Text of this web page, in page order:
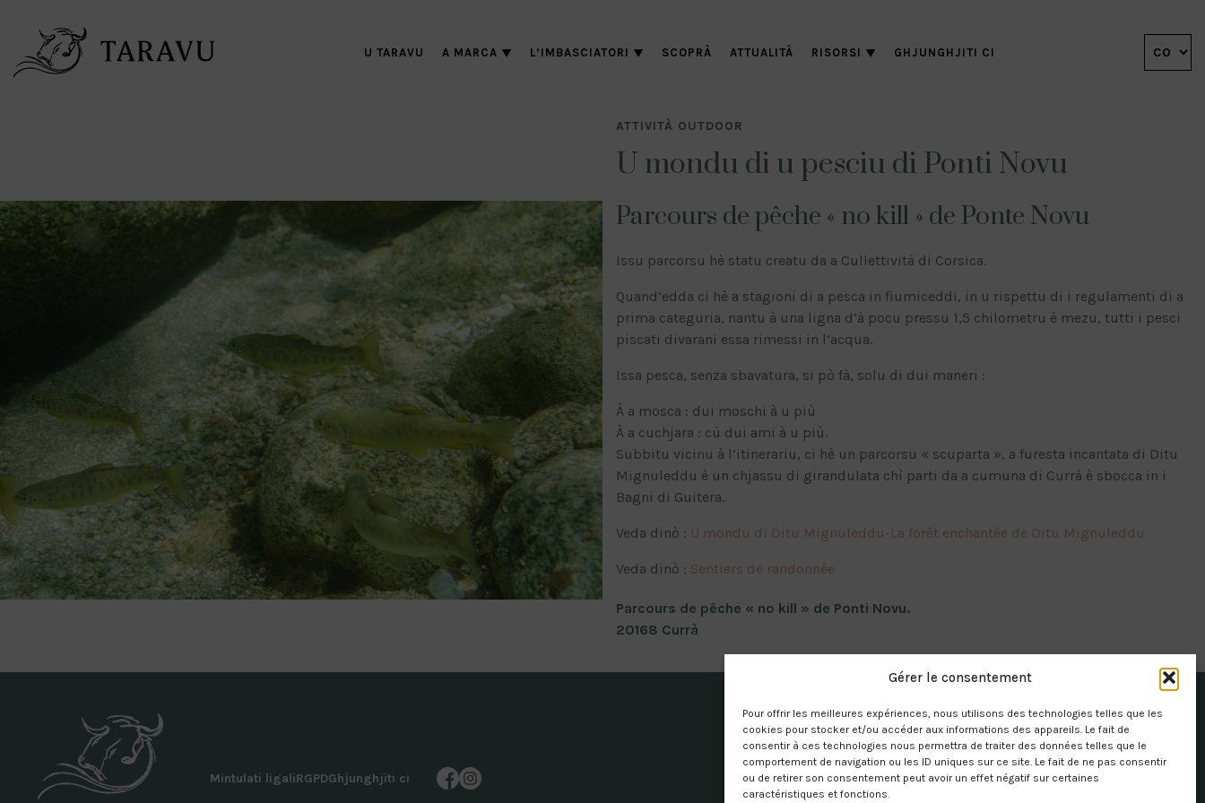
Gérer le consentement
Pour offrir les meilleures expériences, nous utilisons des technologies telles que les
cookies pour stocker et/ou accéder aux informations des appareils. Le fait de
consentir à ces technologies nous permettra de traiter des données telles que le
comportement de navigation ou les ID uniques sur ce site. Le fait de ne pas consentir
ou de retirer son consentement peut avoir un effet négatif sur certaines
caractéristiques et fonctions.
U TARAVU A MARCA L’IMBASCIATORI SCOPRÀ ATTUALITÀ RISORSI GHJUNGHJITI CI
ATTIVITÀ OUTDOOR
U mondu di u pesciu di Ponti Novu
Parcours de pêche « no kill » de Ponte Novu
Issu parcorsu hè statu creatu da a Cullettività di Corsica.
Quand’edda ci hè a stagioni di a pesca in fiumiceddi, in u rispettu di i regulamenti di a
prima categuria, nantu à una ligna d’à pocu pressu 1,5 chilometru è mezu, tutti i pesci
piscati divarani essa rimessi in l’acqua.
Issa pesca, senza sbavatura, si pò fà, solu di dui maneri :
À a mosca : dui moschi à u più
À a cuchjara : cù dui ami à u più.
Subbitu vicinu à l’itinerariu, ci hè un parcorsu « scuparta », a furesta incantata di Ditu
Mignuleddu è un chjassu di girandulata chì parti da a cumuna di Currà è sbocca in i
Bagni di Guitera.
Veda dinò : U mondu di Ditu Mignuleddu-La forêt enchantée de Ditu Mignuleddu
Veda dinò : Sentiers de randonnée
Parcours de pêche « no kill » de Ponti Novu.
20168 Currà
Mintulati ligaliRGPDGhjunghjiti ci